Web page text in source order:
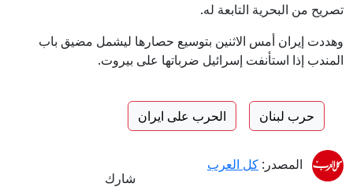
تصريح من البحرية التابعة له.
وهددت إيران أمس الاثنين بتوسيع حصارها ليشمل مضيق باب
المندب إذا استأنفت إسرائيل ضرباتها على بيروت.
حرب لبنان الحرب على ايران
المصدر: كل العرب
شارك